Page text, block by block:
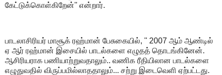
கேட்டுக்கொள்கிறேன்'' என்றார்.
பாடலாசிரியர் மாசூக் ரஹ்மான் பேசுகையில், '' 2007 ஆம் ஆண்டில்
ஏ ஆர் ரஹ்மான் இசையில் பாடல்களை எழுதத் தொடங்கினேன்.
ஆசிரியராக பணியாற்றுவதாலும்.. வணிக ரீதியிலான பாடல்களை
எழுதுவதில் விருப்பமில்லாததாலும்... சற்று இடைவெளி ஏற்பட்டது.‌